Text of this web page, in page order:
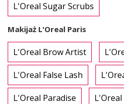
L'Oreal Sugar Scrubs
Makijaż L'Oreal Paris
L'Oreal Brow Artist
L'Oreal False Lash
L'Oreal Paradise